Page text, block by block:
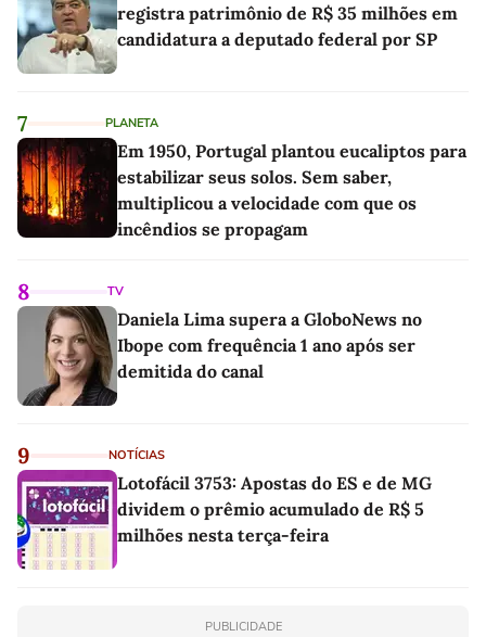
registra patrimônio de R$ 35 milhões em
candidatura a deputado federal por SP
7 PLANETA
Em 1950, Portugal plantou eucaliptos para
estabilizar seus solos. Sem saber,
multiplicou a velocidade com que os
incêndios se propagam
8 TV
Daniela Lima supera a GloboNews no
Ibope com frequência 1 ano após ser
demitida do canal
9 NOTÍCIAS
Lotofácil 3753: Apostas do ES e de MG
dividem o prêmio acumulado de R$ 5
milhões nesta terça-feira
PUBLICIDADE